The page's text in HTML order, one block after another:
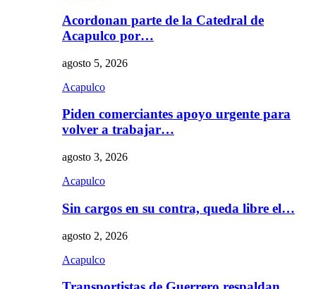
Acordonan parte de la Catedral de
Acapulco por…
agosto 5, 2026
Acapulco
Piden comerciantes apoyo urgente para
volver a trabajar…
agosto 3, 2026
Acapulco
Sin cargos en su contra, queda libre el…
agosto 2, 2026
Acapulco